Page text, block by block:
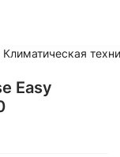
Климатическая
Easy